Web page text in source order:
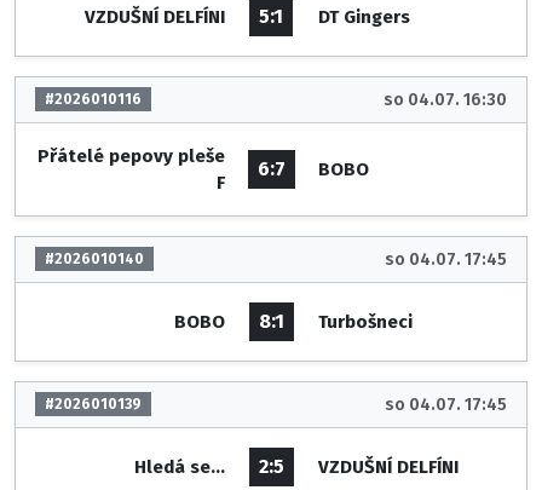
VZDUŠNÍ DELFÍNI 5:1 DT Gingers
#2026010116 so 04.07. 16:30
Přátelé pepovy pleše
F
6:7 BOBO
#2026010140 so 04.07. 17:45
BOBO 8:1 Turbošneci
#2026010139 so 04.07. 17:45
Hledá se... 2:5 VZDUŠNÍ DELFÍNI